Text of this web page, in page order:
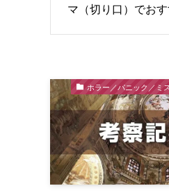
マ（切り口）でお
ホラー／パニック／ミ